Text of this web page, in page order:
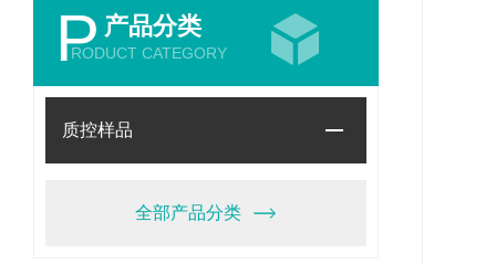
P 产品分类
RODUCT CATEGORY
质控样品
全部产品分类